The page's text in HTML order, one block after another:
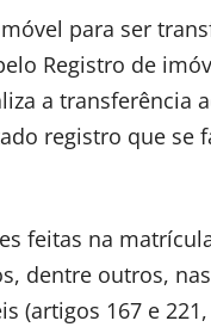
para ser
Registro de
a transferência
registro que
feitas na
dentre outros,
(artigos 167 e